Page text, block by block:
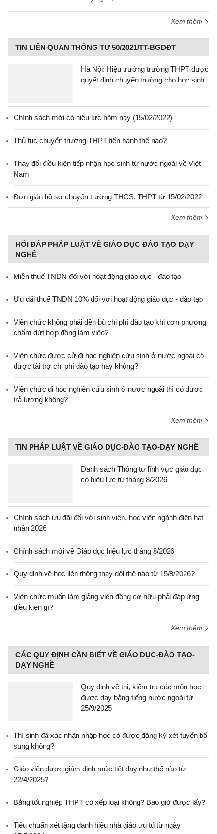
Xem thêm
TIN LIÊN QUAN THÔNG TƯ 50/2021/TT-BGDĐT
Hà Nội: Hiệu trưởng trường THPT được
quyết định chuyển trường cho học sinh
Chính sách mới có hiệu lực hôm nay (15/02/2022)
Thủ tục chuyển trường THPT tiến hành thế nào?
Thay đổi điều kiện tiếp nhận học sinh từ nước ngoài về Việt
Nam
Đơn giản hồ sơ chuyển trường THCS, THPT từ 15/02/2022
Xem thêm
HỎI ĐÁP PHÁP LUẬT VỀ GIÁO DỤC-ĐÀO TẠO-DẠY
NGHỀ
Miễn thuế TNDN đối với hoạt động giáo dục - đào tạo
Ưu đãi thuế TNDN 10% đối với hoạt động giáo dục - đào tạo
Viên chức không phải đền bù chi phí đào tạo khi đơn phương
chấm dứt hợp đồng làm việc?
Viên chức được cử đi học nghiên cứu sinh ở nước ngoài có
được tài trợ chi phí đào tạo hay không?
Viên chức đi học nghiên cứu sinh ở nước ngoài thì có được
trả lương không?
Xem thêm
TIN PHÁP LUẬT VỀ GIÁO DỤC-ĐÀO TẠO-DẠY NGHỀ
Danh sách Thông tư lĩnh vực giáo dục
có hiệu lực từ tháng 8/2026
Chính sách ưu đãi đối với sinh viên, học viên ngành điện hạt
nhân 2026
Chính sách mới về Giáo dục hiệu lực tháng 8/2026
Quy định về học liên thông thay đổi thế nào từ 15/8/2026?
Viên chức muốn làm giảng viên đồng cơ hữu phải đáp ứng
điều kiện gì?
Xem thêm
CÁC QUY ĐỊNH CẦN BIẾT VỀ GIÁO DỤC-ĐÀO TẠO-
DẠY NGHỀ
Quy định về thi, kiểm tra các môn học
được dạy bằng tiếng nước ngoài từ
25/9/2025
Thí sinh đã xác nhận nhập học có được đăng ký xét tuyển bổ
sung không?
Giáo viên được giảm định mức tiết dạy như thế nào từ
22/4/2025?
Bằng tốt nghiệp THPT có xếp loại không? Bao giờ được lấy?
Tiêu chuẩn xét tặng danh hiệu nhà giáo ưu tú từ ngày